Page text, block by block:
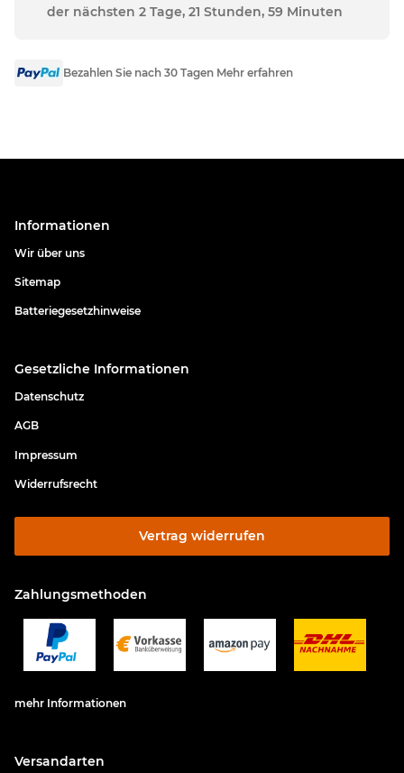
der nächsten 2 Tage, 21 Stunden, 59 Minuten
Bezahlen Sie nach 30 Tagen Mehr erfahren
Informationen
Wir über uns
Sitemap
Batteriegesetzhinweise
Gesetzliche Informationen
Datenschutz
AGB
Impressum
Widerrufsrecht
Vertrag widerrufen
Zahlungsmethoden
mehr Informationen
Versandarten